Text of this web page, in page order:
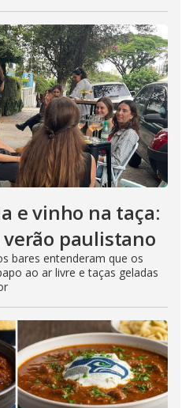
e vinho na taça:
paulistano
bares entenderam que os
ao ar livre e taças geladas